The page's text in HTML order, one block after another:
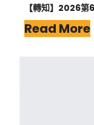
【轉知】2026第
Read More